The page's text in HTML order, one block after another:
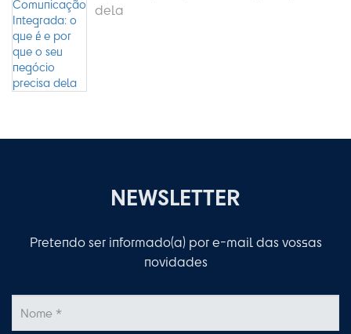
dela
NEWSLETTER
Pretendo ser informado(a) por e-mail das vossas
novidades